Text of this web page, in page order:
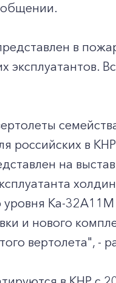
в
эксплуатантов.
российских в
на
Ка-32А11М
и нового
вертолета", -